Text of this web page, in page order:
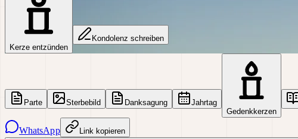
Kerze entzünden
Kondolenz schreiben
Parte Sterbebild Danksagung
Jahrtag
Gedenkkerzen
WhatsApp Link kopieren